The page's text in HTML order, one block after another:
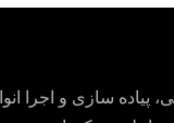
پیاده سازی و اجرا